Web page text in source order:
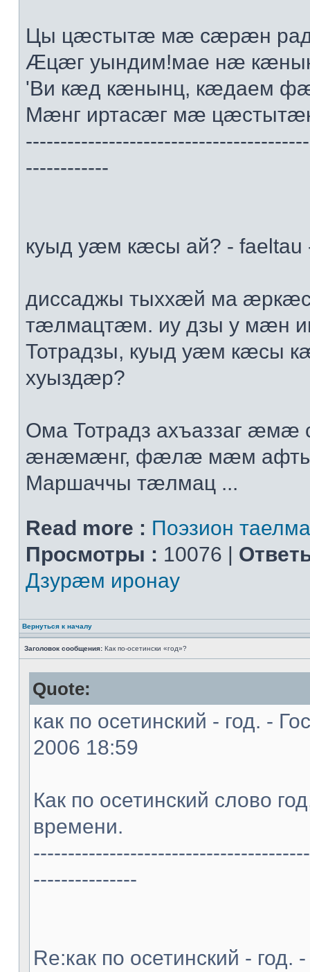
Цы цæстытæ мæ сæрæн
Æцæг уындим!мае нæ
'Ви кæд кæнынц, кæдаем
Мæнг иртасæг мæ
------------
куыд уæм кæсы ай? - faeltau
диссаджы тыххæй ма
тæлмацтæм. иу дзы у мæн
Тотрадзы, куыд уæм кæсы
хуыздæр?
Ома Тотрадз ахъаззаг æмæ
æнæмæнг, фæлæ мæм
Маршаччы тæлмац ...
Read more : Поэзион
Просмотры : 10076 |
Дзурæм иронау
Вернуться к началу
Заголовок сообщения: Как по-осетински «год»?
Quote:
как по осетинский - год. -
2006 18:59
Как по осетинский слово
времени.
---------------
Re:как по осетинский - год.